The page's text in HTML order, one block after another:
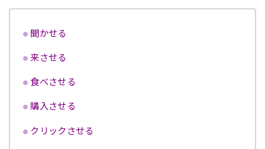
聞かせる
来させる
食べさせる
購入させる
クリックさせる